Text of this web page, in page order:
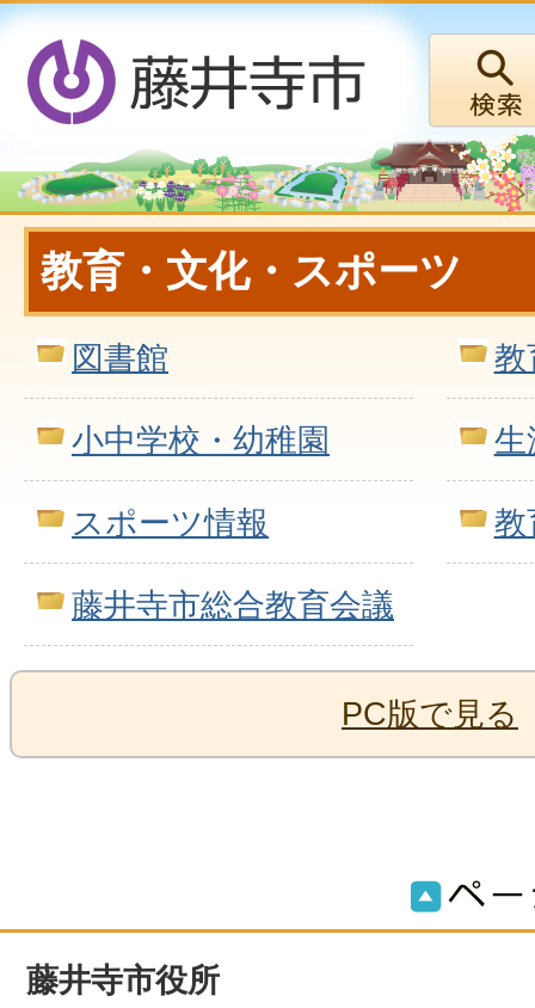
教育・文化・スポーツ
図書館 教
小中学校・幼稚園 生
スポーツ情報 教
藤井寺市総合教育会議
PC版で見る
藤井寺市役所